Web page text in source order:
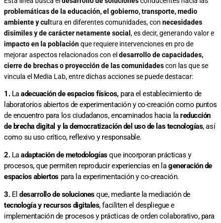
problemáticas de la educación, el gobierno, transporte, medio
ambiente y cultura en diferentes comunidades, con necesidades
disímiles y de carácter netamente social, es decir, generando valor e
impacto en la poblaciónque requiere intervenciones en pro de
mejorar aspectos relacionados con eldesarrollo de capacidades,
cierre de brechas o proyección de las comunidadescon las que se
vincula el Media Lab, entre dichas acciones se puede destacar:
1. Laadecuación de espacios físicos, para el establecimiento de
laboratorios abiertos de experimentación y co-creación como puntos
de encuentro para los ciudadanos, encaminados hacia lareducción
de brecha digital y la democratización del uso de las tecnologías, así
como su uso crítico, reflexivo y responsable.
2.Laadaptación de metodologíasque incorporan prácticas y
procesos, que permiten reproducir experiencias en lageneración de
espacios abiertos para la experimentación y co-creación.
3.Eldesarrollo de solucionesque, mediante la mediación de
tecnología y recursos digitales, faciliten el despliegue e
implementación de procesos y prácticas de orden colaborativo, para